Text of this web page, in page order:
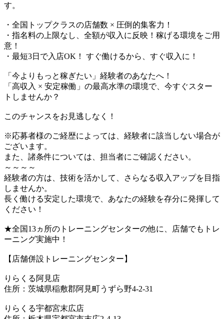
す。
・全国トップクラスの店舗数 × 圧倒的集客力！
・指名料の上限なし、全額が収入に反映！稼げる環境をご用
意！
・最短3日で入店OK！ すぐ働けるから、すぐ収入に！
「今よりもっと稼ぎたい」経験者のあなたへ！
「高収入 × 安定稼働」の最高水準の環境で、今すぐスター
トしませんか？
このチャンスをお見逃しなく！
※応募者様のご経歴によっては、経験者に該当しない場合が
ございます。
また、諸条件については、担当者にご確認ください。
～～～～
経験者の方は、技術を活かして、さらなる収入アップを目指
しませんか。
長く働ける安定した環境で、あなたの経験を存分に発揮して
ください！
★全国13ヵ所のトレーニングセンターの他に、店舗でもトレ
ーニング実施中！
【店舗併設トレーニングセンター】
りらくる阿見店
住所：茨城県稲敷郡阿見町うずら野4-2-31
りらくる宇都宮末広店